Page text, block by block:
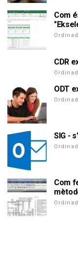
Com
CDR
ODT
SIG -
Com